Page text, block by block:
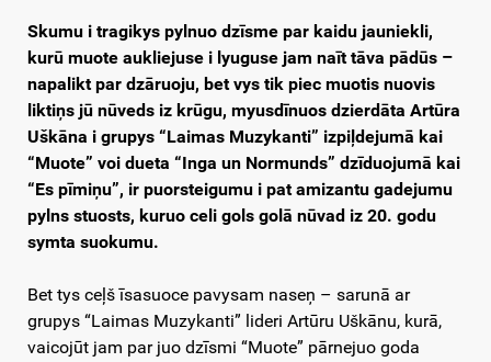
Skumu i tragikys pylnuo dzīsme par kaidu jauniekli,
kurū muote aukliejuse i lyuguse jam naīt tāva pādūs –
napalikt par dzāruoju, bet vys tik piec muotis nuovis
liktiņs jū nūveds iz krūgu, myusdīnuos dzierdāta Artūra
Uškāna i grupys “Laimas Muzykanti” izpiļdejumā kai
“Muote” voi dueta “Inga un Normunds” dzīduojumā kai
“Es pīmiņu”, ir puorsteigumu i pat amizantu gadejumu
pylns stuosts, kuruo celi gols golā nūvad iz 20. godu
symta suokumu.
Bet tys ceļš īsasuoce pavysam naseņ – sarunā ar
grupys “Laimas Muzykanti” lideri Artūru Uškānu, kurā,
vaicojūt jam par juo dzīsmi “Muote” pārnejuo goda